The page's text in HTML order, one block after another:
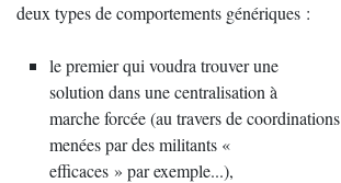
deux types de comportements génériques :
le premier qui voudra trouver une
solution dans une centralisation à
marche forcée (au travers de coordinations
menées par des militants «
efficaces » par exemple...),